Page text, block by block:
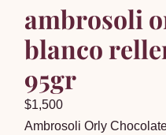
ambrosoli
blanco
95gr
$1,500
Ambrosoli Orly